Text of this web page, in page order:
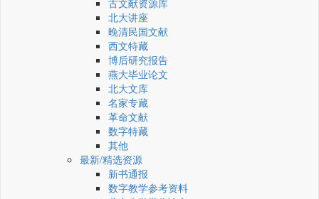
古文献资源库
北大讲座
晚清民国文献
西文特藏
博后研究报告
燕大毕业论文
北大文库
名家专藏
革命文献
数字特藏
其他
最新/精选资源
新书通报
数字教学参考资料